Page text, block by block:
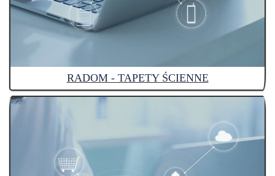
RADOM - TAPETY ŚCIENNE